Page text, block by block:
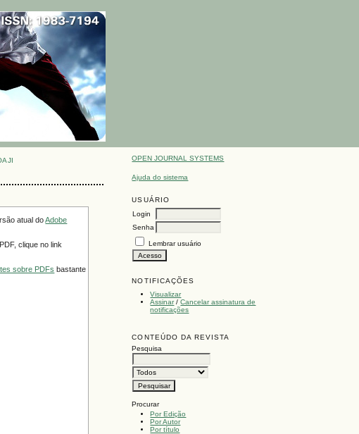
OPEN JOURNAL SYSTEMS
Ajuda do sistema
USUÁRIO
Login
Senha
Lembrar usuário
NOTIFICAÇÕES
Visualizar
Assinar/Cancelar assinatura de
notificações
CONTEÚDO DA REVISTA
Pesquisa
Procurar
Por Edição
Por Autor
Por título
atual doAdobe
clique no link
sobre PDFs bastante